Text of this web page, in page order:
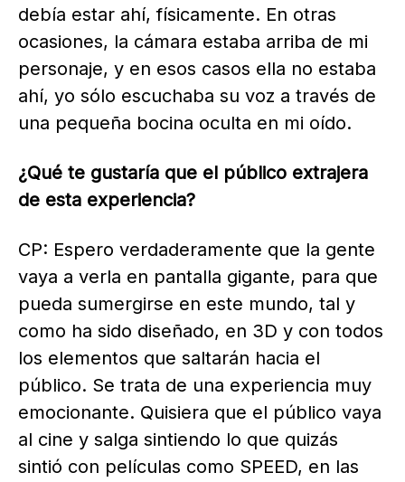
debía estar ahí, físicamente. En otras
ocasiones, la cámara estaba arriba de mi
personaje, y en esos casos ella no estaba
ahí, yo sólo escuchaba su voz a través de
una pequeña bocina oculta en mi oído.
¿Qué te gustaría que el público extrajera
de esta experiencia?
CP: Espero verdaderamente que la gente
vaya a verla en pantalla gigante, para que
pueda sumergirse en este mundo, tal y
como ha sido diseñado, en 3D y con todos
los elementos que saltarán hacia el
público. Se trata de una experiencia muy
emocionante. Quisiera que el público vaya
al cine y salga sintiendo lo que quizás
sintió con películas como SPEED, en las